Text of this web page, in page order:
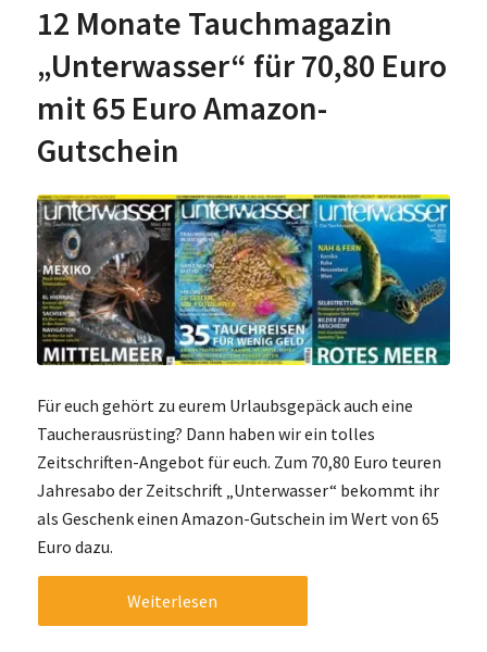
12 Monate Tauchmagazin
„Unterwasser“ für 70,80 Euro
mit 65 Euro Amazon-
Gutschein
Für euch gehört zu eurem Urlaubsgepäck auch eine
Taucherausrüsting? Dann haben wir ein tolles
Zeitschriften-Angebot für euch. Zum 70,80 Euro teuren
Jahresabo der Zeitschrift „Unterwasser“ bekommt ihr
als Geschenk einen Amazon-Gutschein im Wert von 65
Euro dazu.
Weiterlesen